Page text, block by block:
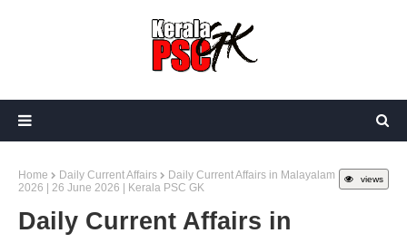
views
Home Daily Current Affairs
Daily Current Affairs in Malayalam
2026 | 26 June 2026 | Kerala PSC GK
Daily Current Affairs in